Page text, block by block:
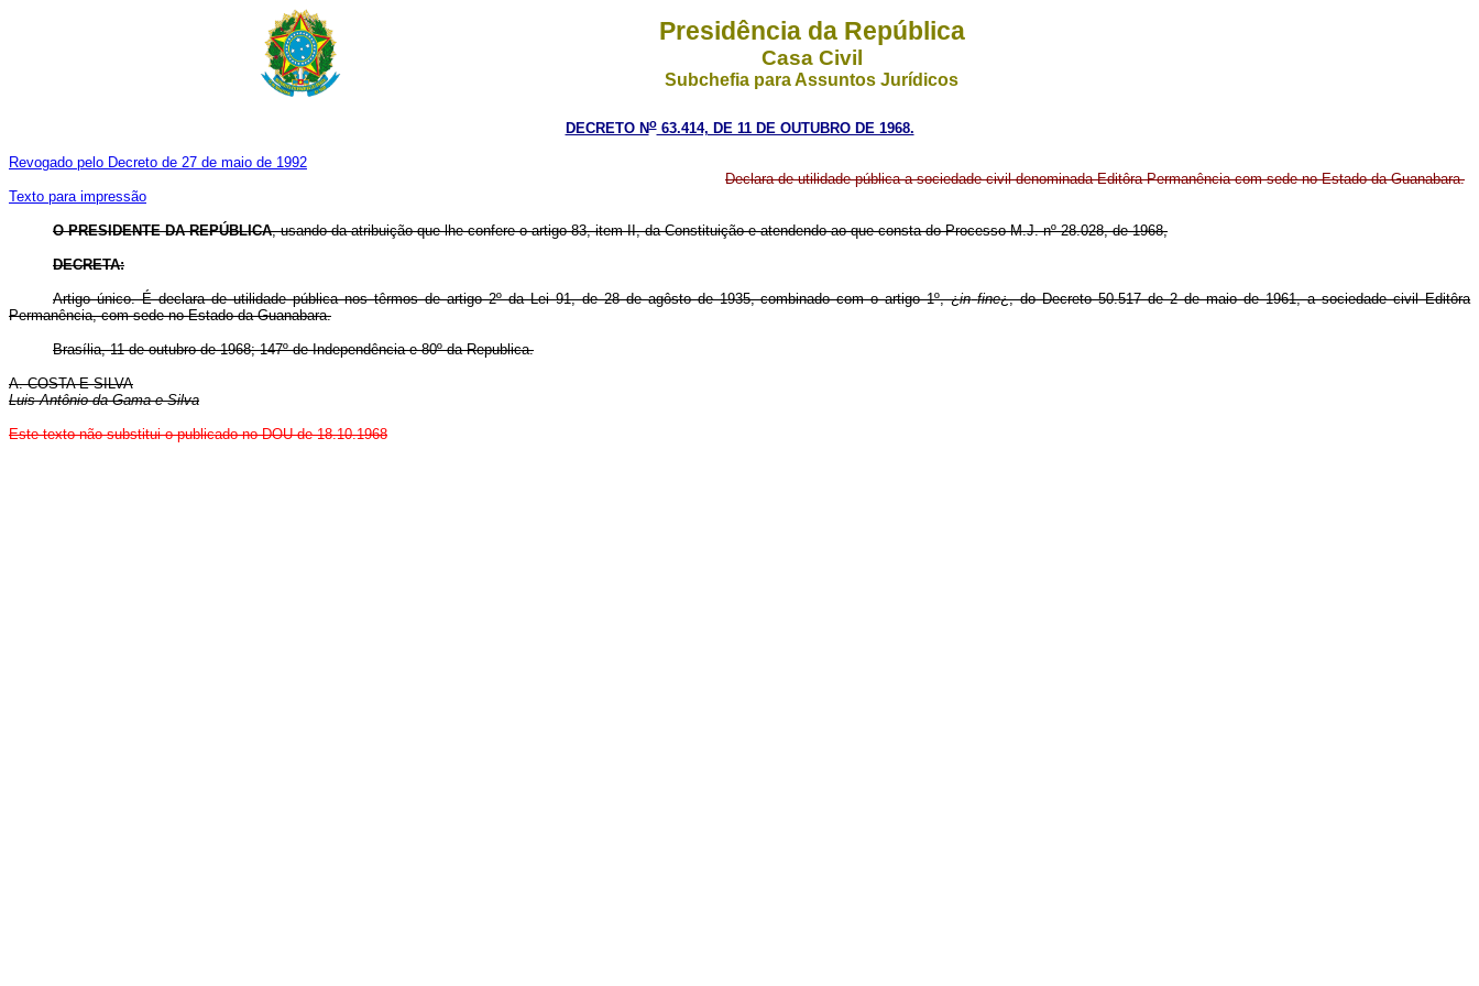
Presidência da República
Casa Civil
Subchefia para Assuntos Jurídicos
DECRETO No63.414, DE 11 DE OUTUBRO DE 1968.
Revogado pelo Decreto de 27 de maio de 1992
Texto para impressão
Declara de utilidade pública a sociedade civil denominada Editôra Permanência com sede no Estado da Guanabara.
O PRESIDENTE DA REPÚBLICA, usando da atribuição que lhe confere o artigo 83, item II, da Constituição e atendendo ao que consta do Processo M.J. nº 28.028, de 1968,
DECRETA:
Artigo único. É declara de utilidade pública nos têrmos de artigo 2º da Lei 91, de 28 de agôsto de 1935, combinado com o artigo 1º, ¿in fine¿, do Decreto 50.517 de 2 de maio de 1961, a sociedade civil Editôra
Permanência, com sede no Estado da Guanabara.
Brasília, 11 de outubro de 1968; 147º de Independência e 80º da Republica.
A. COSTA E SILVA
Luis Antônio da Gama e Silva
Este texto não substitui o publicado no DOU de 18.10.1968